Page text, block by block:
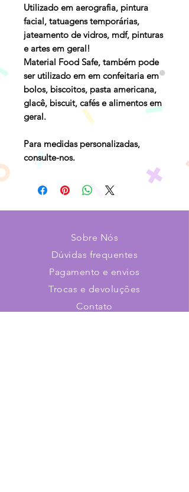
Utilizado em aerografia, pintura
facial, tatuagens temporárias,
jateamento de vidros, mdf, pinturas
e artes em geral!
Material Food Safe, também pode
ser utilizado em em confeitaria em
bolos, biscoitos, pasta americana,
glacê, biscuit, cafés e alimentos em
geral.
Para medidas personalizadas,
consulte-nos.
Sobre Nós
Dúvidas frequentes
Pagamento e envios
Trocas e devoluções
Contato